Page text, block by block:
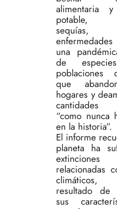
alimentaria
potable,
enfermedades
una
de
poblaciones
que
hogares y
cantidades
“como nunca
en la historia”.
El informe
planeta ha
relacionadas
resultado de
sus